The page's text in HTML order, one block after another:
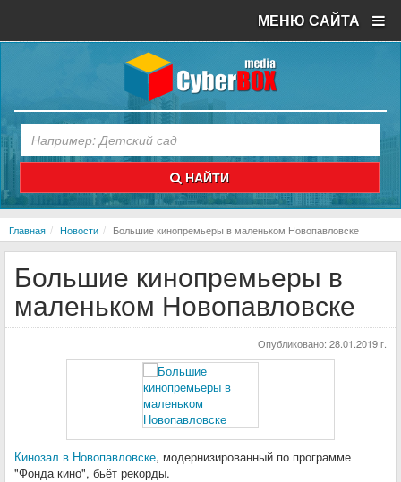
МЕНЮ САЙТА
НАЙТИ
Главная Новости Большие кинопремьеры в маленьком Новопавловске
Большие кинопремьеры в
маленьком Новопавловске
Опубликовано: 28.01.2019 г.
Кинозал в Новопавловске, модернизированный по программе
"Фонда кино", бьёт рекорды.